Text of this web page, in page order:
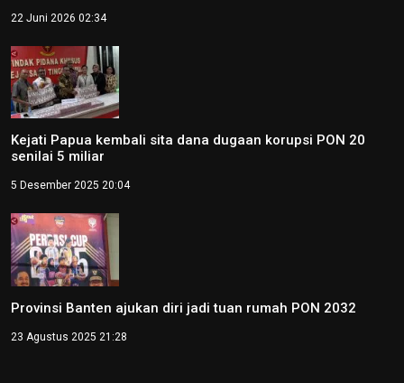
22 Juni 2026 02:34
Kejati Papua kembali sita dana dugaan korupsi PON 20
senilai 5 miliar
5 Desember 2025 20:04
Provinsi Banten ajukan diri jadi tuan rumah PON 2032
23 Agustus 2025 21:28